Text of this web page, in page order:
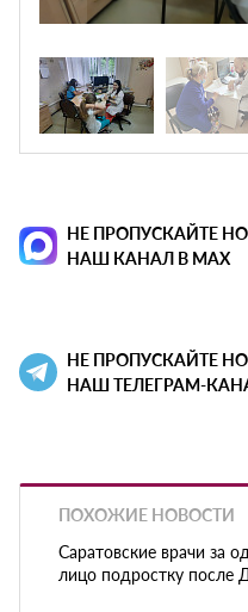
НЕ ПРОПУСКАЙТЕ
НАШ КАНАЛ В MAX
НЕ ПРОПУСКАЙТЕ
НАШ ТЕЛЕГРАМ-
ПОХОЖИЕ НОВОСТИ
Саратовские врачи за
лицо подростку после